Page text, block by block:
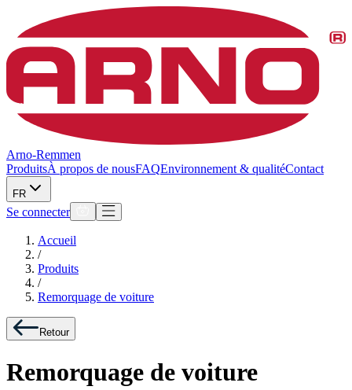
Arno-Remmen
ProduitsÀ propos de nousFAQEnvironnement & qualitéContact
FR
Se connecter
Accueil
/
Produits
/
Remorquage de voiture
Retour
Remorquage de voiture